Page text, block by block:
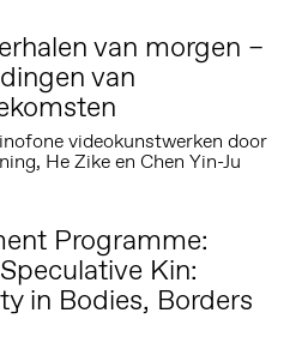
van morgen –
van
videokunstwerken door
He Zike en Chen Yin-Ju
Programme:
Kin:
in Bodies, Borders